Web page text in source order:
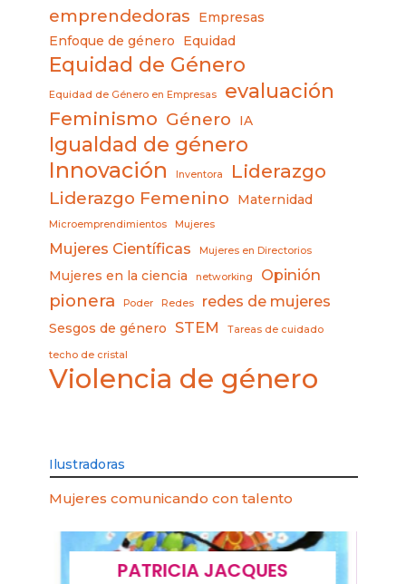
emprendedoras
Empresas
Enfoque de género
Equidad
Equidad de Género
Equidad de Género en Empresas evaluación
Feminismo Género IA
Igualdad de género
Innovación Inventora Liderazgo
Liderazgo Femenino Maternidad
Microemprendimientos Mujeres
Mujeres Científicas Mujeres en Directorios
Mujeres en la ciencia networking Opinión
pionera Poder Redes redes de mujeres
Sesgos de género STEM Tareas de cuidado
techo de cristal
Violencia de género
Ilustradoras
Mujeres comunicando con talento
PATRICIA JACQUES